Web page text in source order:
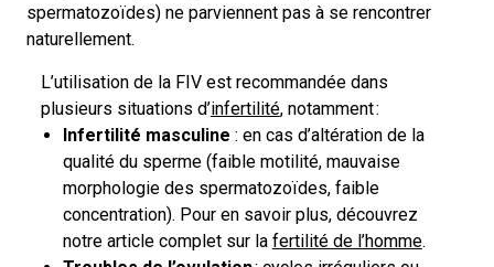
spermatozoïdes) ne parviennent pas à se rencontrer
naturellement.
L’utilisation de la FIV est recommandée dans
plusieurs situations d’infertilité, notamment :
Infertilité masculine : en cas d’altération de la
qualité du sperme (faible motilité, mauvaise
morphologie des spermatozoïdes, faible
concentration). Pour en savoir plus, découvrez
notre article complet sur la fertilité de l’homme.